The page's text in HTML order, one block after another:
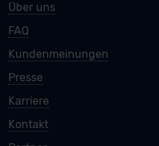
Über uns
FAQ
Kundenmeinungen
Presse
Karriere
Kontakt